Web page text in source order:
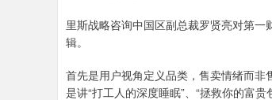
里斯战略咨询中国区副总裁罗贤亮对第一
辑。
首先是用户视角定义品类，售卖情绪而
是讲“打工人的深度睡眠”、“拯救你的富